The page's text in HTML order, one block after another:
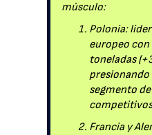
músculo:
Polonia:
europeo
toneladas
segmento
Francia y